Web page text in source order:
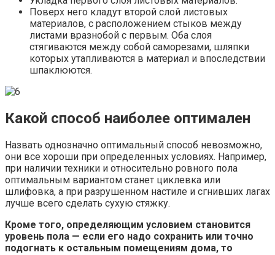
Поверх него кладут второй слой листовых
материалов, с расположением стыков между
листами вразнобой с первым. Оба слоя
стягиваются между собой саморезами, шляпки
которых утапливаются в материал и впоследствии
шпаклюются.
Какой способ наиболее оптимален
Назвать однозначно оптимальный способ невозможно,
они все хороши при определенных условиях. Например,
при наличии техники и относительно ровного пола
оптимальным вариантом станет циклевка или
шлифовка, а при разрушенном настиле и сгнивших лагах
лучше всего сделать сухую стяжку.
Кроме того, определяющим условием становится
уровень пола — если его надо сохранить или точно
подогнать к остальным помещениям дома, то